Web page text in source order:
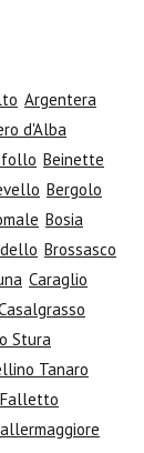
Argentera
d'Alba
Beinette
Bergolo
Bosia
Brossasco
Caraglio
Stura
Tanaro